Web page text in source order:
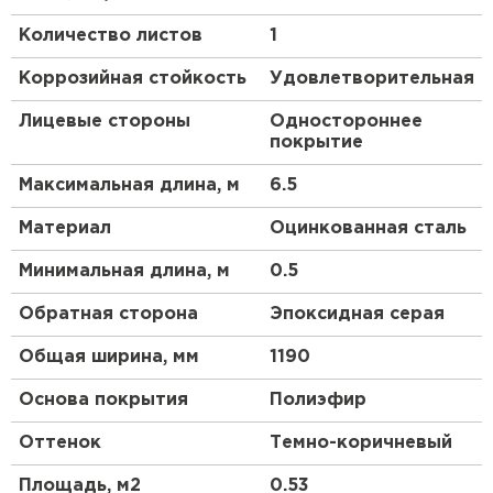
покрытие получило в коттеджном строительстве.
Оно характеризуется всеми необходимыми
качествами для обустройства практичного
жилища. Толщина изделий в покрытии
NormanMP®— не менее 0,5 мм. Само покрытие
имеет толщину 25 мкм. При выпуске стали с
все этапы производства в
специалистами. Это позволяет гарантировать
срок службы продукции до 20 лет*.
Преимущества:
Вас порадует долгий срок эксплуатации
металлочерепицу от механических
пожаробезопасен.
Количество листов 1
Коррозийная стойкость Удовлетворительная
Лицевые стороны
Одностороннее
покрытие
Максимальная длина, м 6.5
Материал Оцинкованная сталь
Минимальная длина, м 0.5
Обратная сторона Эпоксидная серая
Общая ширина, мм 1190
Основа покрытия Полиэфир
Оттенок Темно-коричневый
Площадь, м2 0.53